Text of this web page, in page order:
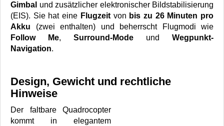
Gimbal und zusätzlicher elektronischer Bildstabilisierung
(EIS). Sie hat eine Flugzeitvon bis zu 26 Minuten pro
Akku (zwei enthalten) und beherrscht Flugmodi wie
Follow Me, Surround-Mode und Wegpunkt-
Navigation.
Design, Gewicht und rechtliche
Hinweise
Der faltbare Quadrocopter
kommt in elegantem